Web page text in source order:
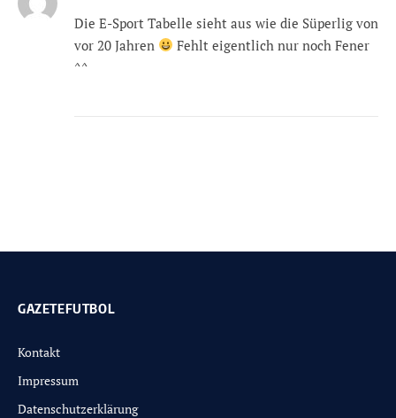
Die E-Sport Tabelle sieht aus wie die Süperlig von
vor 20 Jahren
Fehlt eigentlich nur noch Fener
^^
GAZETEFUTBOL
Kontakt
Impressum
Datenschutzerklärung